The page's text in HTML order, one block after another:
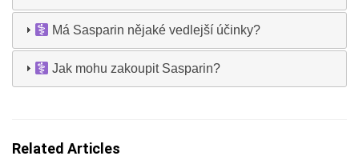
Má Sasparin nějaké vedlejší účinky?
Jak mohu zakoupit Sasparin?
Related Articles